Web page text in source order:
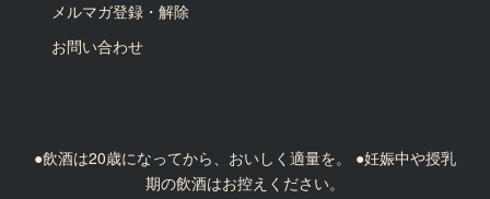
メルマガ登録・解除
お問い合わせ
●飲酒は20歳になってから、おいしく適量を。 ●妊娠中や授乳
期の飲酒はお控えください。